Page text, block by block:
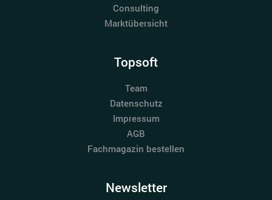
Consulting
Marktübersicht
Topsoft
Team
Datenschutz
Impressum
AGB
Fachmagazin bestellen
Newsletter